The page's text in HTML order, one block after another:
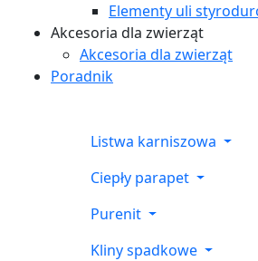
Elementy uli
Akcesoria dla zwierząt
Akcesoria dla zwierząt
Poradnik
Listwa karniszowa
Ciepły parapet
Purenit
Kliny spadkowe